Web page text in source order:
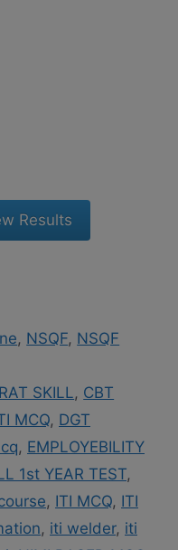
, NSQF, NSQF
SKILL, CBT
MCQ, DGT
, EMPLOYEBILITY
1st YEAR TEST,
, ITI MCQ, ITI
, iti welder, iti